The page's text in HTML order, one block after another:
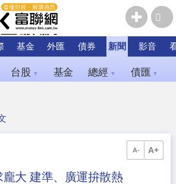
基金 外匯 債券 新聞 影音
台股 ▼ 基金 總經 ▼ 債匯 ▼
A- A+
大 建準、廣運拚散熱